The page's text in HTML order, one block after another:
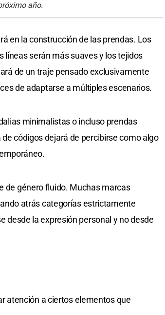
año.
en la construcción de las prendas. Los
líneas serán más suaves y los tejidos
de un traje pensado exclusivamente
de adaptarse a múltiples escenarios.
minimalistas o incluso prendas
códigos dejará de percibirse como algo
de género fluido. Muchas marcas
atrás categorías estrictamente
desde la expresión personal y no desde
atención a ciertos elementos que